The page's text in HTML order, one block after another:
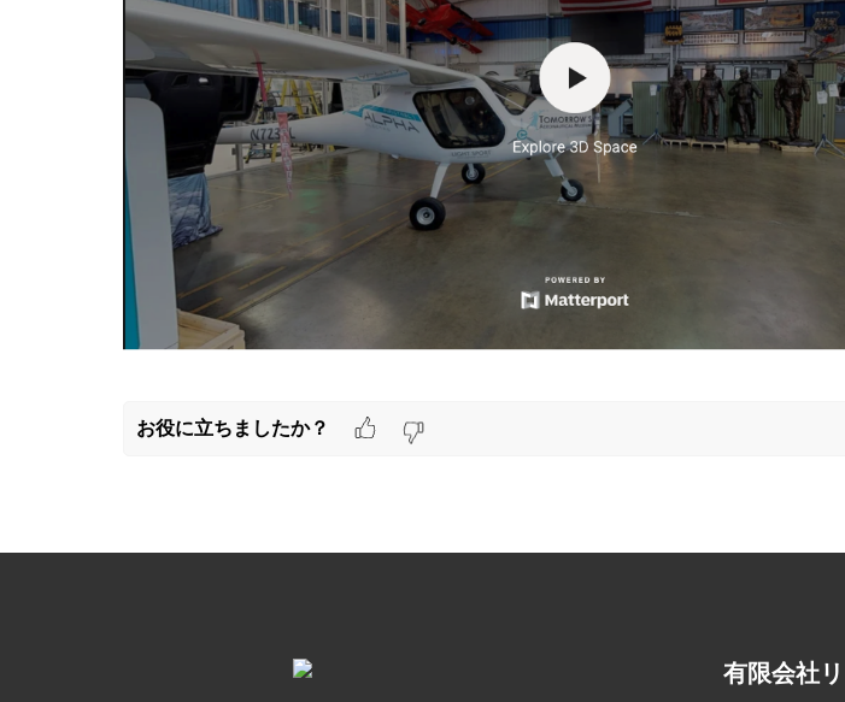
お役に立ちましたか？
有限会社